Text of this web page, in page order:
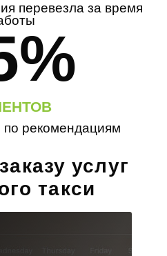
перевезла за время
по рекомендациям
услуг
такси